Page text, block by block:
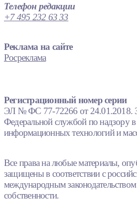
Телефон редакции
+7 495 232 63 33
Реклама на сайте
Росреклама
Регистрационный номер серии
ЭЛ № ФС 77-72266 от 24.01.2018.
Федеральной службой по надзору в
информационных технологий и
Все права на любые материалы,
защищены в соответствии с
международным
собственности.